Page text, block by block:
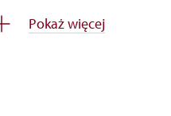
Pokaż więcej